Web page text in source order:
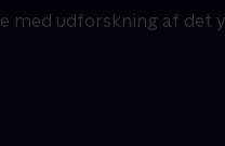
med udforskning af det